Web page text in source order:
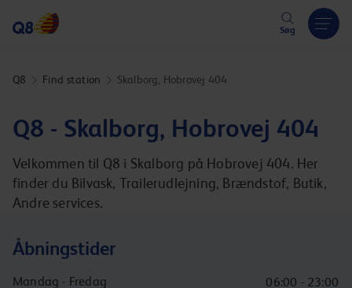
Søg
Q8 Find station Skalborg, Hobrovej 404
Q8 - Skalborg, Hobrovej 404
Velkommen til Q8 i Skalborg på Hobrovej 404. Her
finder du Bilvask, Trailerudlejning, Brændstof, Butik,
Andre services.
Åbningstider
Mandag - Fredag
06:00 - 23:00